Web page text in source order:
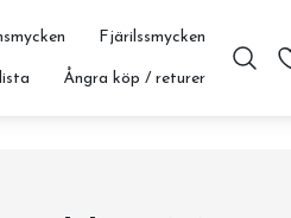
Fjärilssmycken
Ångra köp / returer